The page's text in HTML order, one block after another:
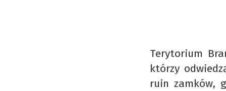
Terytorium
którzy
ruin zamków,